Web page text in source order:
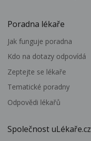
Poradna lékaře
Jak funguje poradna
Kdo na dotazy odpovídá
Zeptejte se lékaře
Tematické poradny
Odpovědi lékařů
Společnost uLékaře.cz